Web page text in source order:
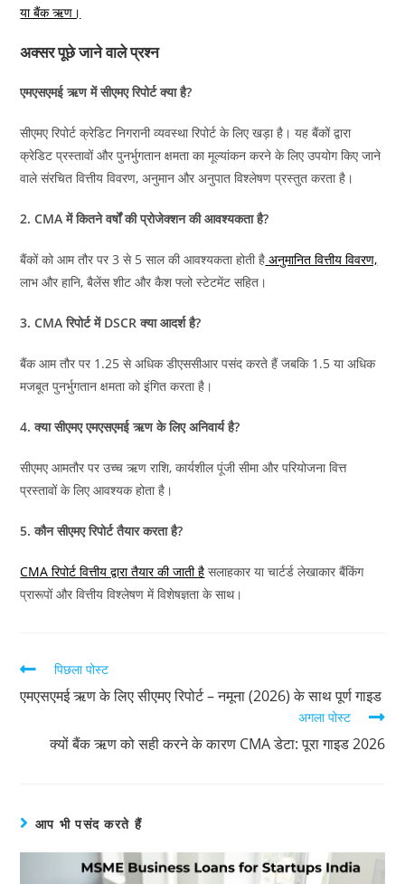
या बैंक ऋण।
अक्सर पूछे जाने वाले प्रश्न
एमएसएमई ऋण में सीएमए रिपोर्ट क्या है?
सीएमए रिपोर्ट क्रेडिट निगरानी व्यवस्था रिपोर्ट के लिए खड़ा है। यह बैंकों द्वारा
क्रेडिट प्रस्तावों और पुनर्भुगतान क्षमता का मूल्यांकन करने के लिए उपयोग किए जाने
वाले संरचित वित्तीय विवरण, अनुमान और अनुपात विश्लेषण प्रस्तुत करता है।
2. CMA में कितने वर्षों की प्रोजेक्शन की आवश्यकता है?
बैंकों को आम तौर पर 3 से 5 साल की आवश्यकता होती है अनुमानित वित्तीय विवरण,
लाभ और हानि, बैलेंस शीट और कैश फ्लो स्टेटमेंट सहित।
3. CMA रिपोर्ट में DSCR क्या आदर्श है?
बैंक आम तौर पर 1.25 से अधिक डीएससीआर पसंद करते हैं जबकि 1.5 या अधिक
मजबूत पुनर्भुगतान क्षमता को इंगित करता है।
4. क्या सीएमए एमएसएमई ऋण के लिए अनिवार्य है?
सीएमए आमतौर पर उच्च ऋण राशि, कार्यशील पूंजी सीमा और परियोजना वित्त
प्रस्तावों के लिए आवश्यक होता है।
5. कौन सीएमए रिपोर्ट तैयार करता है?
CMA रिपोर्ट वित्तीय द्वारा तैयार की जाती है सलाहकार या चार्टर्ड लेखाकार बैंकिंग
प्रारूपों और वित्तीय विश्लेषण में विशेषज्ञता के साथ।
पिछला पोस्ट
एमएसएमई ऋण के लिए सीएमए रिपोर्ट – नमूना (2026) के साथ पूर्ण गाइड
अगला पोस्ट
क्यों बैंक ऋण को सही करने के कारण CMA डेटा: पूरा गाइड 2026
आप भी पसंद करते हैं